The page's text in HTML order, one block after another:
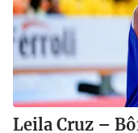
Leila Cruz –